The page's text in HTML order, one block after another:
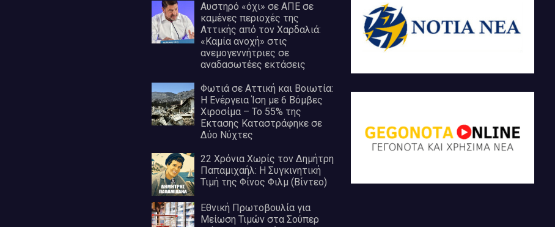
Αυστηρό «όχι» σε ΑΠΕ σε
καμένες περιοχές της
Αττικής από τον Χαρδαλιά:
«Καμία ανοχή» στις
ανεμογεννήτριες σε
αναδασωτέες εκτάσεις
Φωτιά σε Αττική και Βοιωτία:
Η Ενέργεια Ίση με 6 Βόμβες
Χιροσίμα – Το 55% της
Έκτασης Καταστράφηκε σε
Δύο Νύχτες
22 Χρόνια Χωρίς τον Δημήτρη
Παπαμιχαήλ: Η Συγκινητική
Τιμή της Φίνος Φιλμ (Βίντεο)
Εθνική Πρωτοβουλία για
Μείωση Τιμών στα Σούπερ